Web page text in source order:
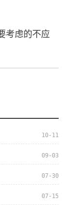
考虑的不应
10-11
09-03
07-30
07-15